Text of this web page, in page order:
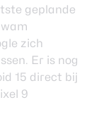
geplande
zich
Er is nog
15 direct bij
9